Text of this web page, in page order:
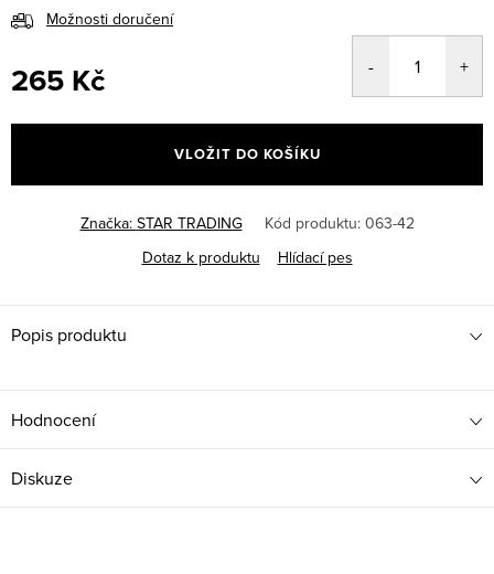
Možnosti doručení
265 Kč
cena:
VLOŽIT DO KOŠÍKU
Značka: STAR TRADING Kód produktu: 063-42
Dotaz k produktu
Hlídací pes
Popis produktu
Hodnocení
Diskuze